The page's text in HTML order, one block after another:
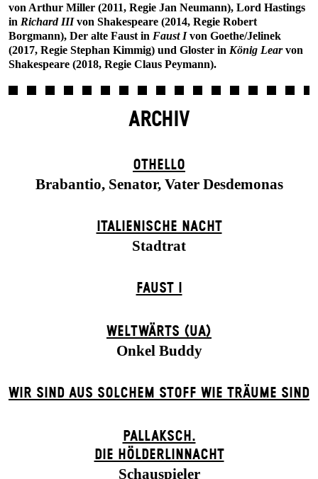
von Arthur Miller (2011, Regie Jan Neumann), Lord Hastings
in Richard IIIvon Shakespeare (2014, Regie Robert
Borgmann), Der alte Faust in Faust Ivon Goethe/Jelinek
(2017, Regie Stephan Kimmig) und Gloster in König Learvon
Shakespeare (2018, Regie Claus Peymann).
ARCHIV
OTHELLO
Brabantio, Senator, Vater Desdemonas
ITALIENISCHE NACHT
Stadtrat
FAUST I
WELTWÄRTS (UA)
Onkel Buddy
WIR SIND AUS SOLCHEM STOFF WIE TRÄUME SIND
PALLAKSCH.
DIE HÖLDERLINNACHT
Schauspieler